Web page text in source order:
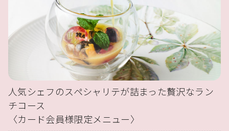
人気シェフのスペシャリテが詰まった贅沢なラン
チコース
〈カード会員様限定メニュー〉